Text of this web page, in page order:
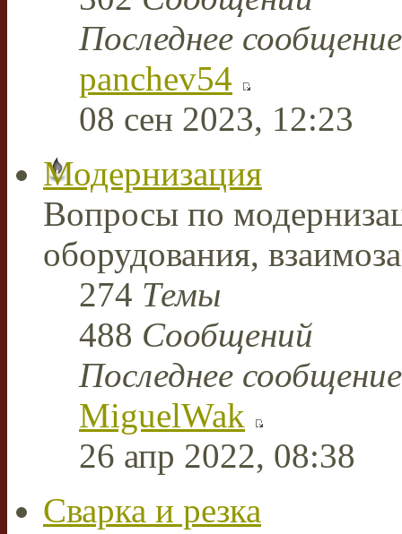
Последнее сообщение
panchev54
08 сен 2023, 12:23
Модернизация
Вопросы по
оборудования,
274 Темы
488 Сообщений
Последнее сообщение
MiguelWak
26 апр 2022, 08:38
Сварка и резка